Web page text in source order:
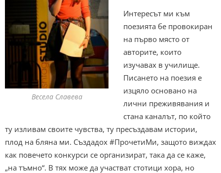
Весела Славева
Интересът ми към
поезията бе провокиран
на първо място от
авторите, които
изучавах в училище.
Писането на поезия е
изцяло основано на
лични преживявания и
стана каналът, по който
ту изливам своите чувства, ту пресъздавам истории,
плод на бляна ми. Създадох #ПрочетиМи, защото виждах
как повечето конкурси се организират, така да се каже,
„на тъмно“. В тях може да участват стотици хора, но